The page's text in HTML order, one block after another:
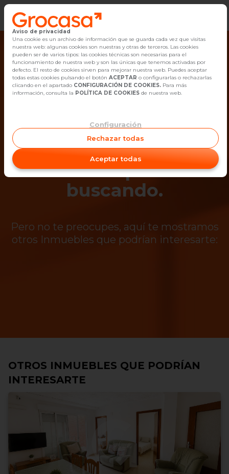
Vender
Buscar Inmuebles
Alquiler
Empleo
Oficinas
Contacto
¡Ups! Ya no está
disponible el
inmueble que estás
buscando.
Pero no te preocupes, aquí te mostramos
otros Inmuebles que podrían interesarte:
OTROS INMUEBLES QUE PODRÍAN
INTERESARTE
Aviso de privacidad
Una cookie es un archivo de información que se guarda cada vez que visitas
nuestra web: algunas cookies son nuestras y otras de terceros. Las cookies
pueden ser de varios tipos: las cookies técnicas son necesarias para el
funcionamiento de nuestra web y son las únicas que tenemos activadas por
defecto. El resto de cookies sirven para mejorar nuestra web. Puedes aceptar
todas estas cookies pulsando el botón ACEPTAR o configurarlas o rechazarlas
clicando en el apartado CONFIGURACIÓN DE COOKIES. Para más
información, consulta la POLÍTICA DE COOKIES de nuestra web.
Configuración
Rechazar todas
Aceptar todas